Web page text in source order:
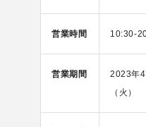
営業時間 10:30-
営業期間
2023年
（火）